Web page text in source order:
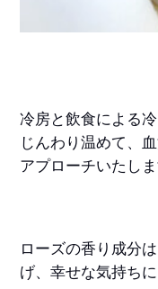
冷房と飲食による
じんわり温めて、
アプローチいたし
ローズの香り成分
げ、幸せな気持ちに